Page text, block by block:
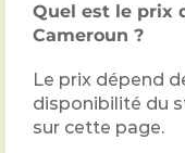
Quel est le prix
Cameroun ?
Le prix dépend
disponibilité du
sur cette page.